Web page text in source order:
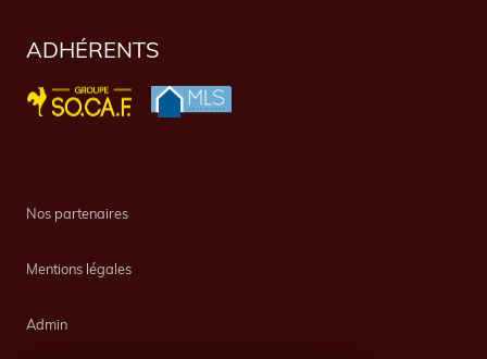
ADHÉRENTS
Nos partenaires
Mentions légales
Admin